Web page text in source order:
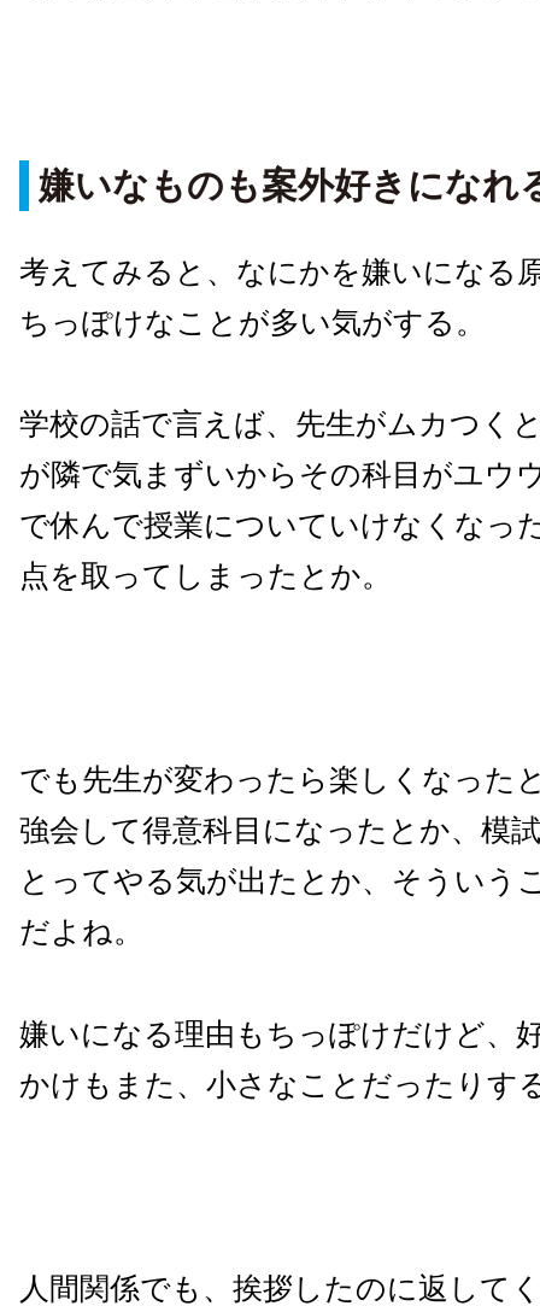
嫌いなものも案外好きになれ
考えてみると、なにかを嫌いになる
ちっぽけなことが多い気がする。
学校の話で言えば、先生がムカつく
が隣で気まずいからその科目がユウ
で休んで授業についていけなくなっ
点を取ってしまったとか。
でも先生が変わったら楽しくなった
強会して得意科目になったとか、模
とってやる気が出たとか、そういう
だよね。
嫌いになる理由もちっぽけだけど、
かけもまた、小さなことだったりす
人間関係でも、挨拶したのに返して